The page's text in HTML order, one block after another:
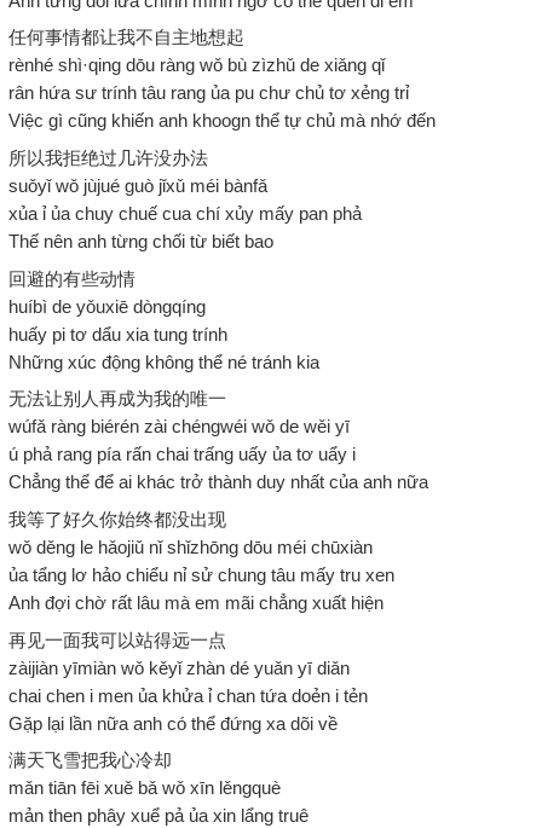
任何事情都让我不自主地想起
rènhé shì·qing dōu ràng wǒ bù zìzhǔ de xiǎng qǐ
rân hứa sư trính tâu rang ủa pu chư chủ tơ xẻng trỉ
Việc gì cũng khiến anh khoogn thể tự chủ mà nhớ đến
所以我拒绝过几许没办法
suǒyǐ wǒ jùjué guò jǐxǔ méi bànfǎ
xủa ỉ ủa chuy chuế cua chí xủy mấy pan phả
Thế nên anh từng chối từ biết bao
回避的有些动情
huíbì de yǒuxiē dòngqíng
huấy pi tơ dẩu xia tung trính
Những xúc động không thể né tránh kia
无法让别人再成为我的唯一
wúfǎ ràng biérén zài chéngwéi wǒ de wěi yī
ú phả rang pía rấn chai trấng uấy ủa tơ uẩy i
Chẳng thể để ai khác trở thành duy nhất của anh nữa
我等了好久你始终都没出现
wǒ děng le hǎojiǔ nǐ shǐzhōng dōu méi chūxiàn
ủa tẩng lơ hảo chiểu nỉ sử chung tâu mấy tru xen
Anh đợi chờ rất lâu mà em mãi chẳng xuất hiện
再见一面我可以站得远一点
zàijiàn yīmiàn wǒ kěyǐ zhàn dé yuǎn yī diǎn
chai chen i men ủa khửa ỉ chan tứa doẻn i tẻn
Gặp lại lần nữa anh có thể đứng xa dõi về
满天飞雪把我心冷却
mǎn tiān fēi xuě bǎ wǒ xīn lěngquè
mản then phây xuể pả ủa xin lẩng truê